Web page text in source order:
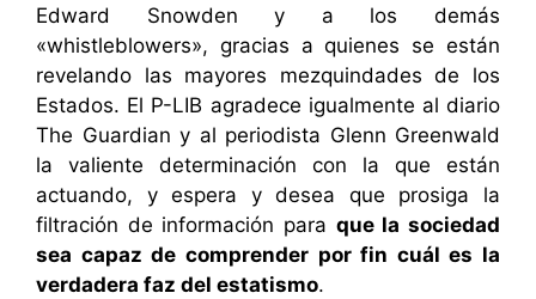
Edward Snowden y a los demás
«whistleblowers», gracias a quienes se están
revelando las mayores mezquindades de los
Estados. El P-LIB agradece igualmente al diario
The Guardian y al periodista Glenn Greenwald
la valiente determinación con la que están
actuando, y espera y desea que prosiga la
filtración de información para que la sociedad
sea capaz de comprender por fin cuál es la
verdadera faz del estatismo.